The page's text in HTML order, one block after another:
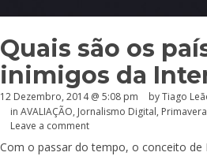
Quais são os
inimigos da
12 Dezembro, 2014 @ 5:08 pm
by Tiago
in AVALIAÇÃO, Jornalismo Digital,
Leave a comment
Com o passar do tempo, o conceito de